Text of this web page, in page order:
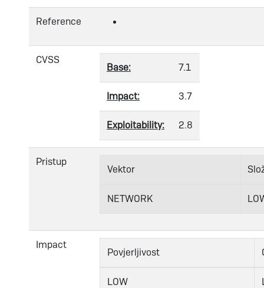
Reference
CVSS
Base: 7.1
Impact: 3.7
Exploitability: 2.8
Pristup
Vektor
NETWORK
Impact
Povjerljivost
LOW